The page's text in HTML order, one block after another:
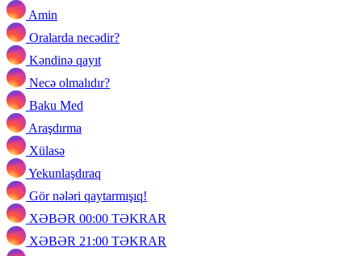
Amin
Oralarda necədir?
Kəndinə qayıt
Necə olmalıdır?
Baku Med
Araşdırma
Xülasə
Yekunlaşdıraq
Gör nələri qaytarmışıq!
XƏBƏR 00:00 TƏKRAR
XƏBƏR 21:00 TƏKRAR